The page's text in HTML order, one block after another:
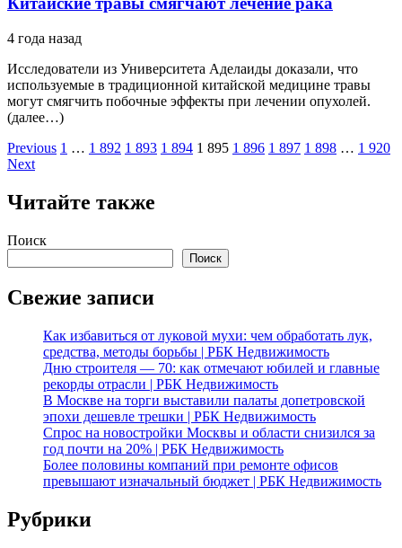
4 года назад
Исследователи из Университета Аделаиды доказали, что
используемые в традиционной китайской медицине травы
могут смягчить побочные эффекты при лечении опухолей.
(далее…)
Пагинация
записей
Previous 1 … 1 892 1 893 1 894 1 895 1 896 1 897 1 898 … 1 920
Next
Читайте также
Поиск
Поиск
Свежие записи
Как избавиться от луковой мухи: чем обработать лук,
средства, методы борьбы | РБК Недвижимость
Дню строителя — 70: как отмечают юбилей и главные
рекорды отрасли | РБК Недвижимость
В Москве на торги выставили палаты допетровской
эпохи дешевле трешки | РБК Недвижимость
Спрос на новостройки Москвы и области снизился за
год почти на 20% | РБК Недвижимость
Более половины компаний при ремонте офисов
превышают изначальный бюджет | РБК Недвижимость
Рубрики